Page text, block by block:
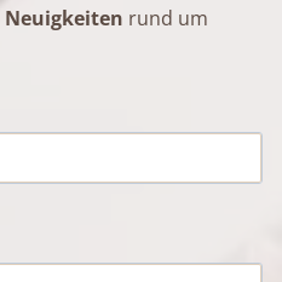
Neuigkeiten rund um